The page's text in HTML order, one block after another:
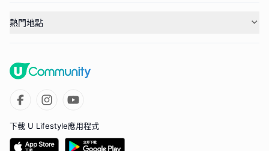
熱門地點
下載 U Lifestyle應用程式